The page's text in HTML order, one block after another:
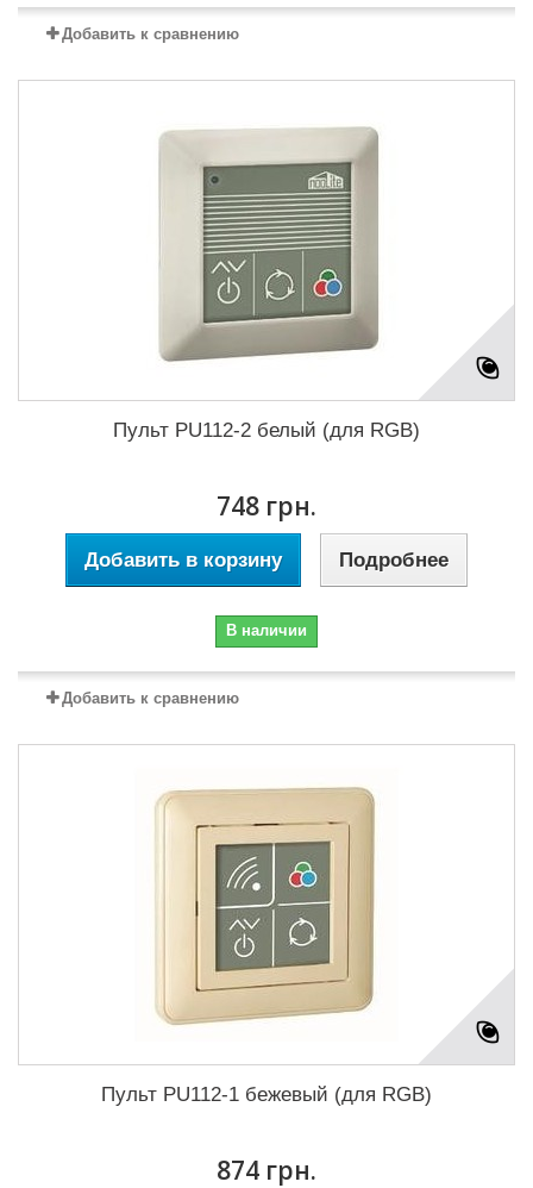
Добавить к сравнению
Пульт PU112-2 белый (для RGB)
748 грн.
Добавить в корзину Подробнее
В наличии
Добавить к сравнению
Пульт PU112-1 бежевый (для RGB)
874 грн.